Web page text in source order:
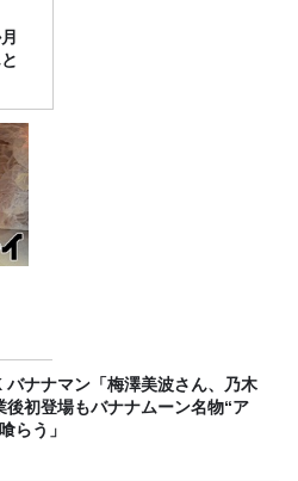
木
後初登場もバナナムーン名物“ア
らう」